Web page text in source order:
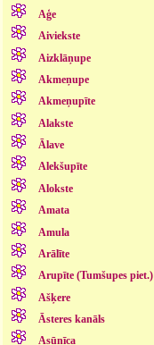
Aģe
Aiviekste
Aizklāņupe
Akmeņupe
Akmeņupīte
Alakste
Ālave
Alekšupīte
Alokste
Amata
Amula
Arālīte
Arupīte (Tumšupes piet.)
Ašķere
Āsteres kanāls
Asūnīca